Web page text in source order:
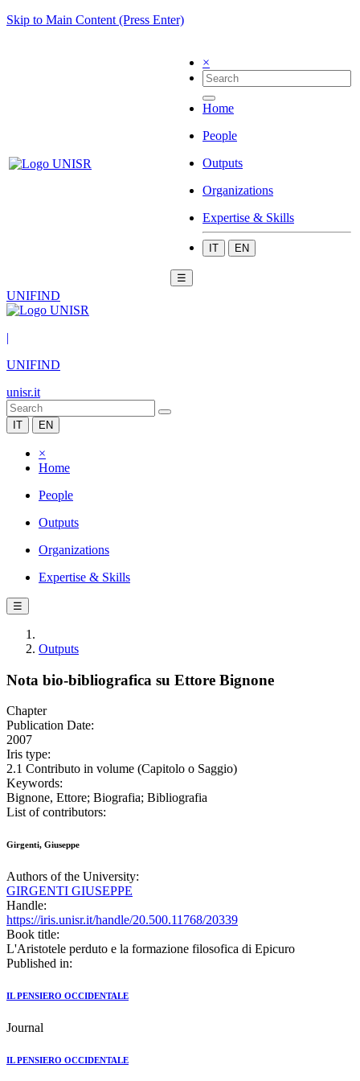
Skip to Main Content (Press Enter)
×
Home
People
Outputs
Organizations
Expertise & Skills
IT EN
☰
UNIFIND
|
UNIFIND
unisr.it
IT EN
×
Home
People
Outputs
Organizations
Expertise & Skills
☰
Outputs
Nota bio-bibliografica su Ettore Bignone
Chapter
Publication Date:
2007
Iris type:
2.1 Contributo in volume (Capitolo o Saggio)
Keywords:
Bignone, Ettore; Biografia; Bibliografia
List of contributors:
Girgenti, Giuseppe
Authors of the University:
GIRGENTI GIUSEPPE
Handle:
https://iris.unisr.it/handle/20.500.11768/20339
Book title:
L'Aristotele perduto e la formazione filosofica di Epicuro
Published in:
IL PENSIERO OCCIDENTALE
Journal
IL PENSIERO OCCIDENTALE